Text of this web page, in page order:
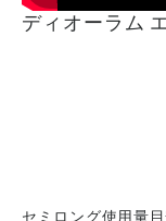
ディオーラム
セミロング使用量